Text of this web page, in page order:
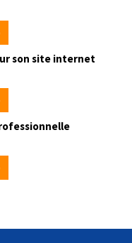
son site internet